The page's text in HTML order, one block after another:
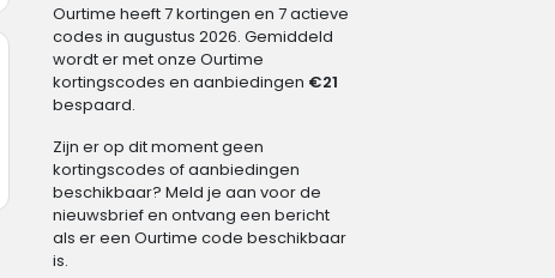
Ourtime heeft 7 kortingen en 7 actieve
codes in augustus 2026. Gemiddeld
wordt er met onze Ourtime
kortingscodes en aanbiedingen €21
bespaard.
Zijn er op dit moment geen
kortingscodes of aanbiedingen
beschikbaar? Meld je aan voor de
nieuwsbrief en ontvang een bericht
als er een Ourtime code beschikbaar
is.